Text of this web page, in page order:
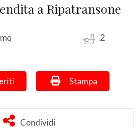
a Ripatransone
2
Cod. 752 Stampa: Cod. 752
Stampa
Condividi
Condividi